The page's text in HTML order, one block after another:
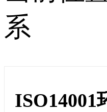
系
ISO14001